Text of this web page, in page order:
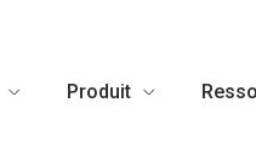
Produit